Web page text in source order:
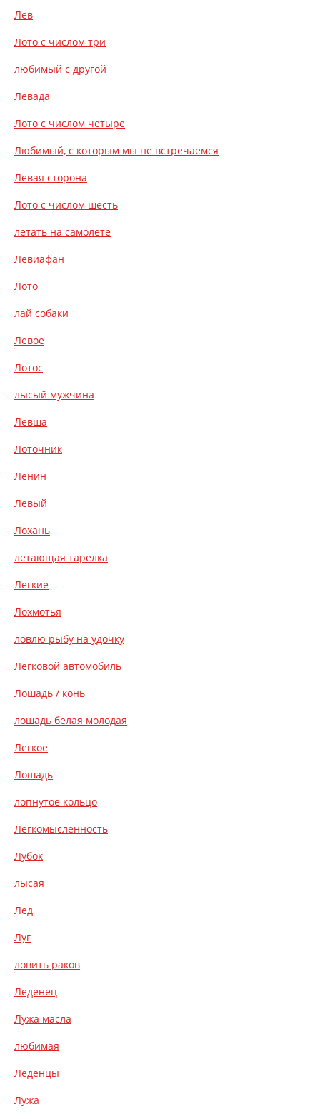
Лев
Лото с числом три
любимый с другой
Левада
Лото с числом четыре
Любимый, с которым мы не встречаемся
Левая сторона
Лото с числом шесть
летать на самолете
Левиафан
Лото
лай собаки
Левое
Лотос
лысый мужчина
Левша
Лоточник
Ленин
Левый
Лохань
летающая тарелка
Легкие
Лохмотья
ловлю рыбу на удочку
Легковой автомобиль
Лошадь / конь
лошадь белая молодая
Легкое
Лошадь
лопнутое кольцо
Легкомысленность
Лубок
лысая
Лед
Луг
ловить раков
Леденец
Лужа масла
любимая
Леденцы
Лужа